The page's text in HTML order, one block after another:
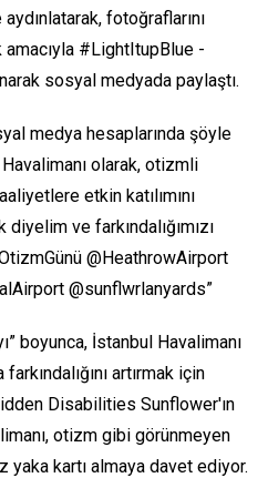
aydınlatarak, fotoğraflarını
amacıyla #LightItupBlue -
sosyal medyada paylaştı.
medya hesaplarında şöyle
olarak, otizmli
etkin katılımını
ve farkındalığımızı
@HeathrowAirport
@sunflwrlanyards”
boyunca, İstanbul Havalimanı
artırmak için
Disabilities Sunflower'ın
otizm gibi görünmeyen
yaka kartı almaya davet ediyor.